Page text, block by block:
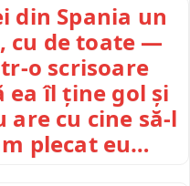
din Spania un
cu de toate —
o scrisoare
ea îl ține gol și
cu cine să-l
plecat eu…